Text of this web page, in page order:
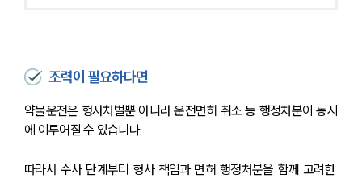
조력이 필요하다면
약물운전은 형사처벌뿐 아니라 운전면허 취소 등 행정처분이 동시
에 이루어질 수 있습니다.
따라서 수사 단계부터 형사 책임과 면허 행정처분을 함께 고려한